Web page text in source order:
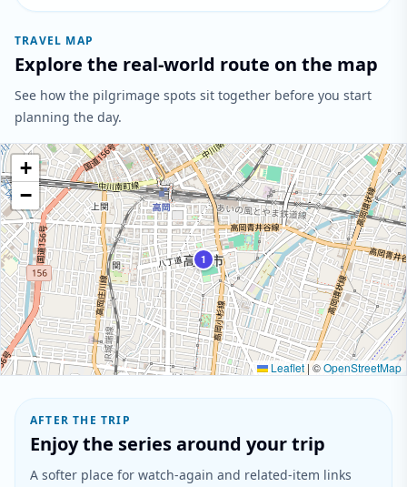
TRAVEL MAP
Explore the real-world route on the map
See how the pilgrimage spots sit together before you start
planning the day.
1
+
−
Leaflet |©OpenStreetMap
AFTER THE TRIP
Enjoy the series around your trip
A softer place for watch-again and related-item links